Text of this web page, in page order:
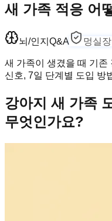
새 가족 적응 어
뇌/인지 Q&A 멍실
새 가족이 생겼을 때 기존
신호, 7일 단계별 도입 방
강아지 새 가족
무엇인가요?